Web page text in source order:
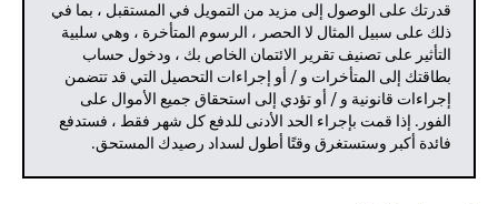
قدرتك على الوصول إلى مزيد من التمويل في المستقبل ، بما في
ذلك على سبيل المثال لا الحصر ، الرسوم المتأخرة ، وهي سلبية
التأثير على تصنيف تقرير الائتمان الخاص بك ، ودخول حساب
بطاقتك إلى المتأخرات و / أو إجراءات التحصيل التي قد تتضمن
إجراءات قانونية و / أو تؤدي إلى استحقاق جميع الأموال على
الفور. إذا قمت بإجراء الحد الأدنى للدفع كل شهر فقط ، فستدفع
فائدة أكبر وستستغرق وقتًا أطول لسداد رصيدك المستحق.